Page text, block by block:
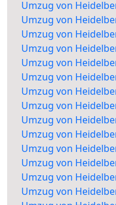
Umzug von
Umzug von
Umzug von
Umzug von
Umzug von
Umzug von
Umzug von
Umzug von
Umzug von
Umzug von
Umzug von
Umzug von
Umzug von
Umzug von